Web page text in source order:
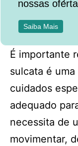
nossas
Saiba Mais
É importante
sulcata é
cuidados
adequado
necessita de
movimentar,